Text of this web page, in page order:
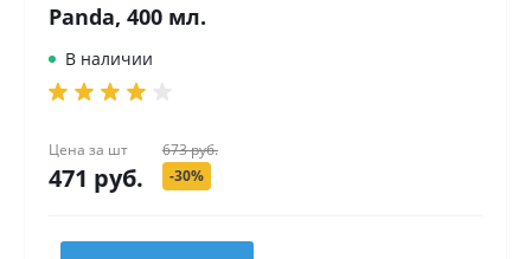
Panda, 400 мл.
В наличии
Цена за шт
471 руб.
673 руб.
-30%